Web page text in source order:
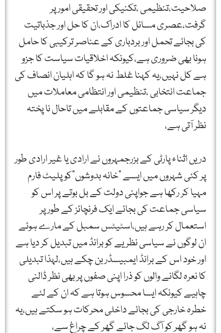
صلاحیت،تنظیمی ،تکنیکی اور تحقیقی امور پر
گرفت،عصری مسائل کا ادراک،ان کا حل اور جذباتیت
کی بجائے تحمل اور بردباری کے عناصر ترکیبی کا حامل
ہونا بھی ضروری ہے،کیونکہ اخلاقیات سیاست کا جزو
ہے کل نہیں،یہ کہنا غلط نہ ہو گا کہ اہلیان انصاف کی
جماعت انتخابی ،تنظیمی اور انتظامی معاملات میں
دیگر سیاسی جماعتوں کے مقابلے میں تاحال نا پختہ
نظر آتی ہے،
دریں اثناء پارٹی کے بزرجمہروں نے ارادی یا غیر ارادی طور
پر کئی شہروں میں ایسے "خانہ بدوشوں”کو پلیٹ فارم
مہیا کر رکھا ہے جواپنی دولت کے بل بوتے پر اس کو
سیاسی جماعت کی بجائے ایک فرنچائز کے طور پر
استعمال کر رہے ہیں،اسٹیٹس سمبل کے مارے ہوئے
ان لوگوں نے سیاسی نظریے کو برانڈ میں تبدیل کر دیا ہے
اور خود اس کے برانڈ ایمبیسڈر بن چکے ہیں،لہذا تبدیلی
کا نعرہ لگانے والوں کو ذرا اپنی صفوں پر بھی نظر ڈالنی
چاہیے کیونکہ ایسا محسوس ہوتا ہے کہ ان کے لئے
خطرہ خارجی کی بجائے داخلی محرکات ہو سکتے ہیں،یہ
نہ ہو گھر کو آگ لگ جائے گھر کے چراغ سے،